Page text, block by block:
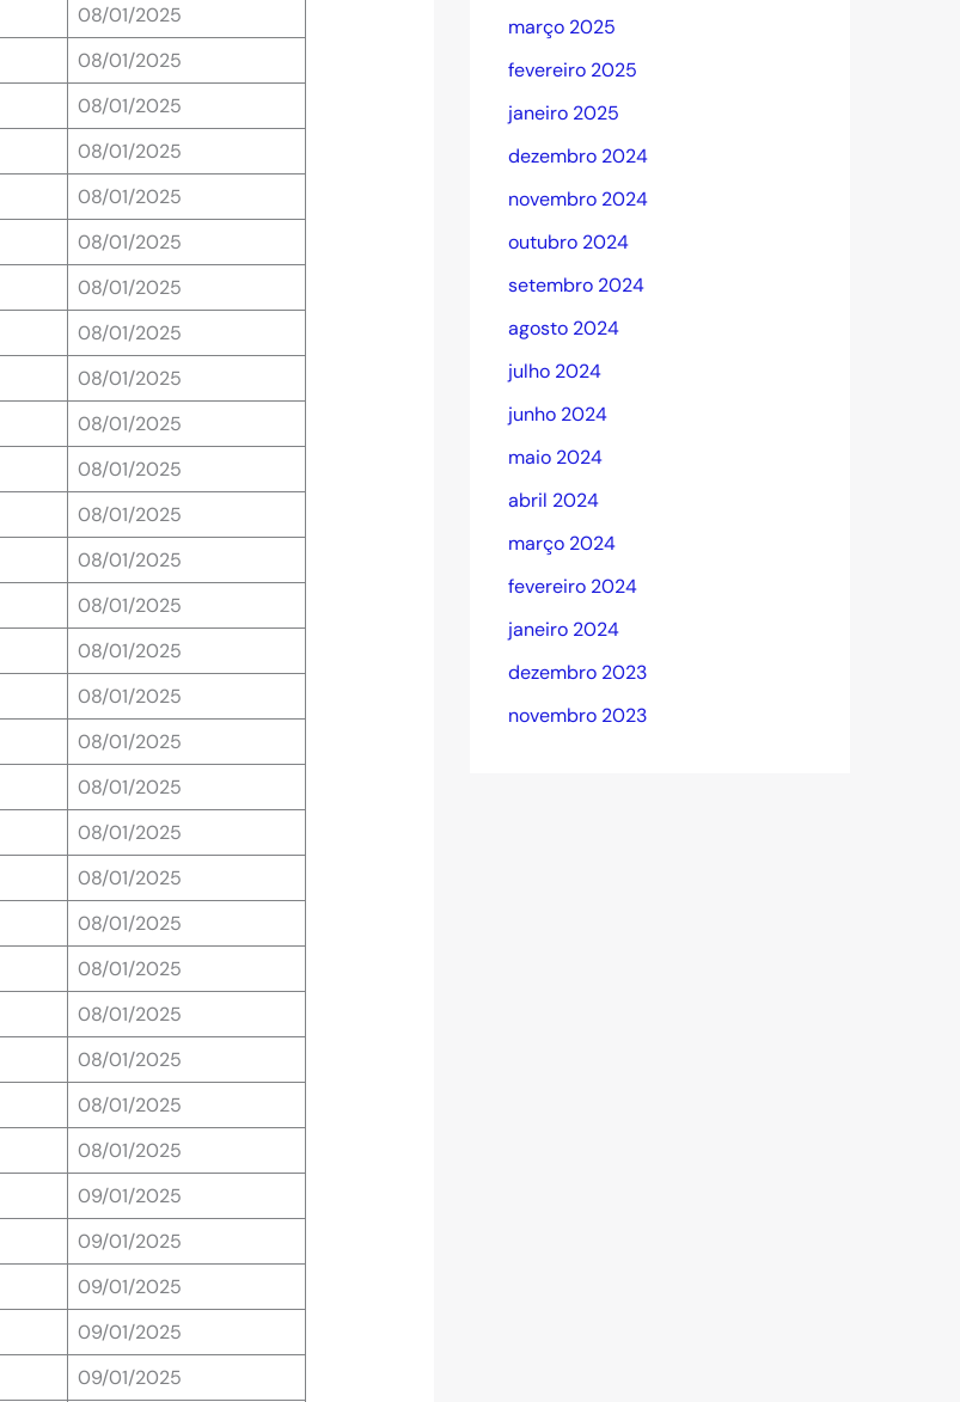
08/01/2025
08/01/2025
08/01/2025
08/01/2025
08/01/2025
08/01/2025
08/01/2025
08/01/2025
08/01/2025
08/01/2025
08/01/2025
08/01/2025
08/01/2025
08/01/2025
08/01/2025
08/01/2025
08/01/2025
08/01/2025
08/01/2025
08/01/2025
08/01/2025
08/01/2025
08/01/2025
08/01/2025
08/01/2025
08/01/2025
09/01/2025
09/01/2025
09/01/2025
09/01/2025
09/01/2025
março 2025
fevereiro 2025
janeiro 2025
dezembro 2024
novembro 2024
outubro 2024
setembro 2024
agosto 2024
julho 2024
junho 2024
maio 2024
abril 2024
março 2024
fevereiro 2024
janeiro 2024
dezembro 2023
novembro 2023